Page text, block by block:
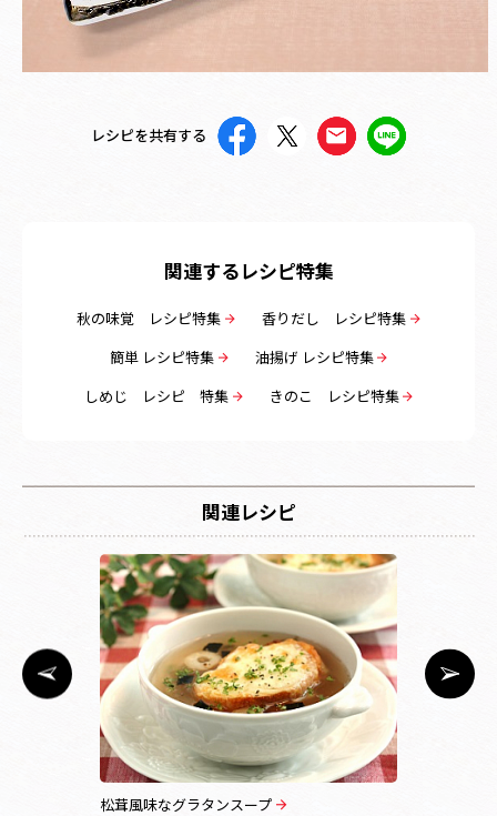
レシピを共有する
関連するレシピ特集
秋の味覚 レシピ特集
香りだし レシピ特集
簡単 レシピ特集
油揚げ レシピ特集
しめじ レシピ 特集
きのこ レシピ特集
関連レシピ
松茸風味なグラタンスープ